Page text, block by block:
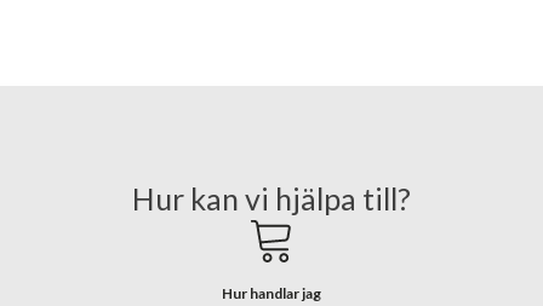
Hur kan vi hjälpa till?
Hur handlar jag